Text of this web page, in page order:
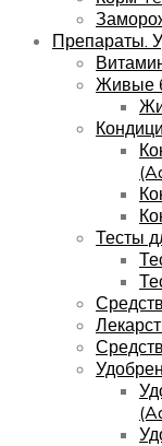
Препараты.
Живые
Тесты